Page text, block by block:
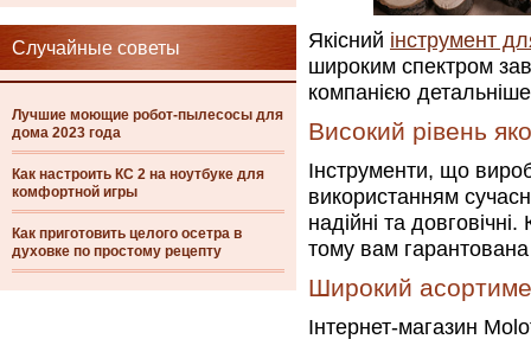
Случайные советы
Лучшие моющие робот-пылесосы для
дома 2023 года
Как настроить КС 2 на ноутбуке для
комфортной игры
Как приготовить целого осетра в
духовке по простому рецепту
Якісний інструмент
широким спектром
компанією
Високий рівень
Інструменти, що
використанням
надійні та
тому вам гарантована
Широкий
Інтернет-магазин